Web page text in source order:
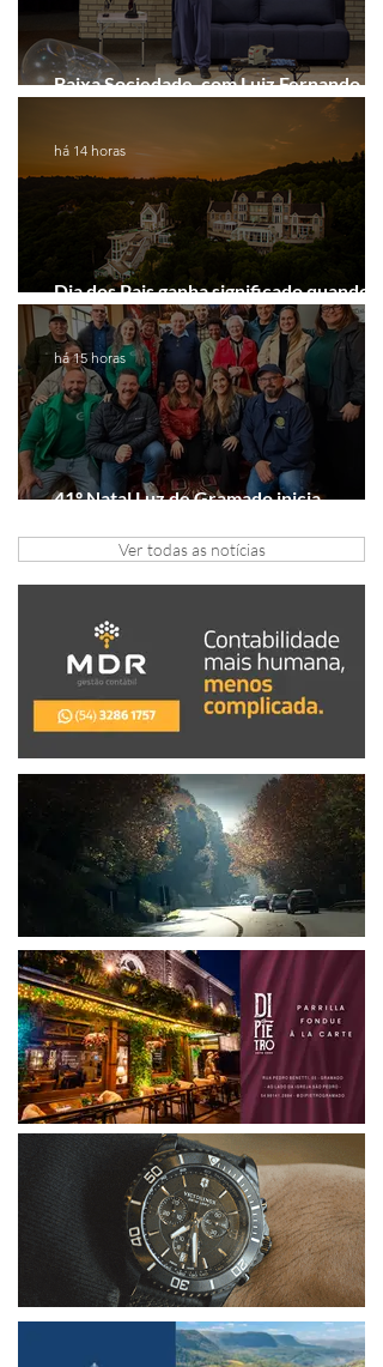
Baixa Sociedade, com Luiz Fernando
Guimarães, chega a Novo Hamburgo
Dia dos Pais ganha significado quando o
presente é viver experiências juntos
há 14 horas
41º Natal Luz de Gramado inicia
há 15 horas
Ver todas as notícias